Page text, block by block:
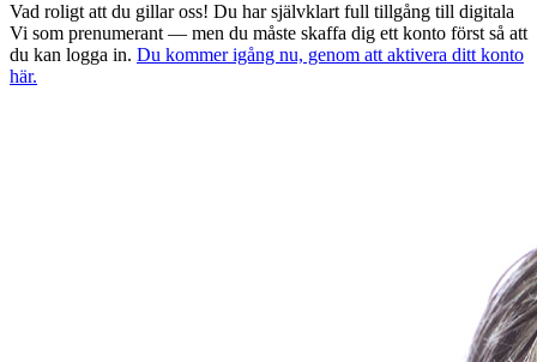
Vad roligt att du gillar oss! Du har självklart full tillgång till digitala
Vi som prenumerant — men du måste skaffa dig ett konto först så att
du kan logga in. Du kommer igång nu, genom att aktivera ditt konto
här.